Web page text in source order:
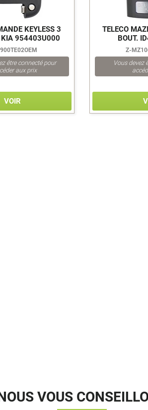
KEYLESS 3
KIA 954403U000
être connecté pour
aux prix
VOIR
TELECO
BOUT.
Z-
Vous devez
VOUS